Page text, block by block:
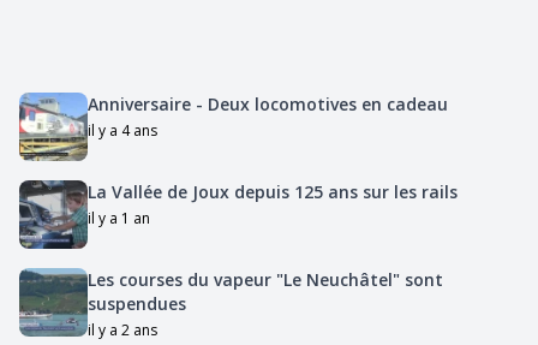
Anniversaire - Deux locomotives en cadeau
il y a 4 ans
La Vallée de Joux depuis 125 ans sur les rails
il y a 1 an
Les courses du vapeur "Le Neuchâtel" sont
suspendues
il y a 2 ans